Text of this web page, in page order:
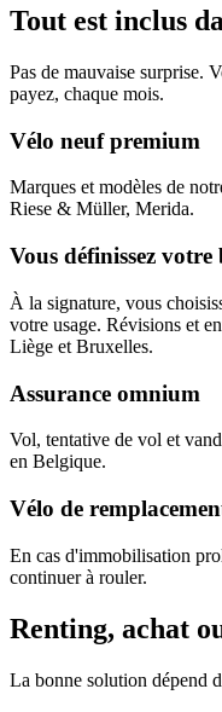
Tout est inclus
Pas de mauvaise surprise.
payez, chaque mois.
Vélo neuf premium
Marques et modèles de
Riese & Müller, Merida.
Vous définissez
À la signature, vous
votre usage. Révisions et
Liège et Bruxelles.
Assurance omnium
Vol, tentative de vol et
en Belgique.
Vélo de
En cas d'immobilisation
continuer à rouler.
Renting, achat
La bonne solution dépend